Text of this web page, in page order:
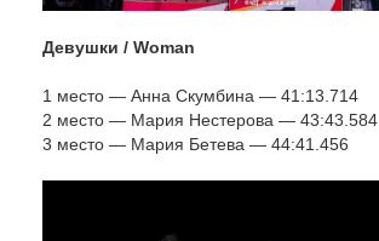
Девушки / Woman
1 место — Анна Скумбина — 41:13.714
2 место — Мария Нестерова — 43:43.584
3 место — Мария Бетева — 44:41.456